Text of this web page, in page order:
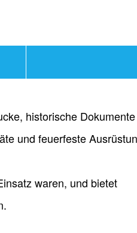
historische Dokumente
und feuerfeste
waren, und bietet